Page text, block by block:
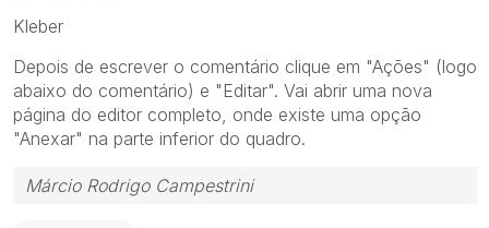
Kleber
Depois de escrever o comentário clique em "Ações" (logo
abaixo do comentário) e "Editar". Vai abrir uma nova
página do editor completo, onde existe uma opção
"Anexar" na parte inferior do quadro.
Márcio Rodrigo Campestrini